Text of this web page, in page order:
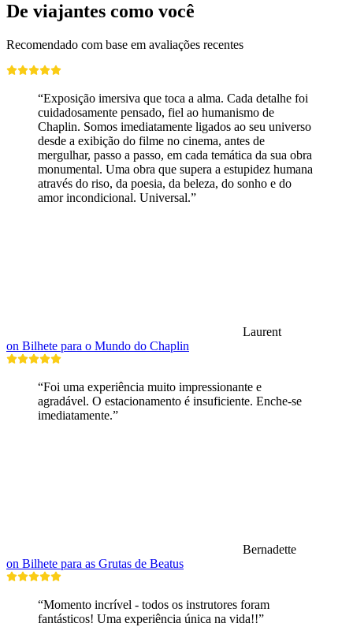
De viajantes como você
Recomendado com base em avaliações recentes
“Exposição imersiva que toca a alma. Cada detalhe foi
cuidadosamente pensado, fiel ao humanismo de
Chaplin. Somos imediatamente ligados ao seu universo
desde a exibição do filme no cinema, antes de
mergulhar, passo a passo, em cada temática da sua obra
monumental. Uma obra que supera a estupidez humana
através do riso, da poesia, da beleza, do sonho e do
amor incondicional. Universal.”
Laurent
on Bilhete para o Mundo do Chaplin
“Foi uma experiência muito impressionante e
agradável. O estacionamento é insuficiente. Enche-se
imediatamente.”
Bernadette
on Bilhete para as Grutas de Beatus
“Momento incrível - todos os instrutores foram
fantásticos! Uma experiência única na vida!!”